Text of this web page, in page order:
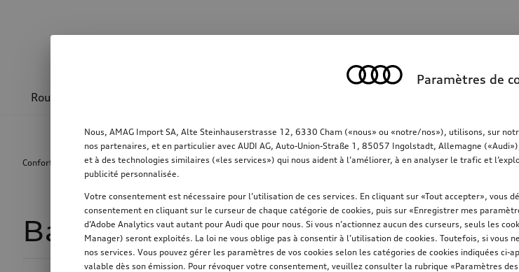
Champ de recherche
Roues & jantes
Confort & protection Extérieur Bavette pare-boue
Bavette pare-boue 63
Paramètres de
Nous, AMAG Import SA, Alte Steinhauserstrasse 12, 6330 Cham («nous» ou «notre/nos»), utilisons, sur
nos partenaires, et en particulier avec AUDI AG, Auto-Union-Straße 1, 85057 Ingolstadt, Allemagne
et à des technologies similaires («les services») qui nous aident à l’améliorer, à en analyser le trafic et
publicité personnalisée.
Votre consentement est nécessaire pour l’utilisation de ces services. En cliquant sur «Tout accepter», vous
consentement en cliquant sur le curseur de chaque catégorie de cookies, puis sur «Enregistrer mes
d’Adobe Analytics vaut autant pour Audi que pour nous. Si vous n’actionnez aucun des curseurs, seuls les
Manager) seront exploités. La loi ne vous oblige pas à consentir à l’utilisation de cookies. Toutefois, si
nos services. Vous pouvez gérer les paramètres de vos cookies selon les catégories de cookies indiquées
valable dès son émission. Pour révoquer votre consentement, veuillez consulter la rubrique «Paramètres